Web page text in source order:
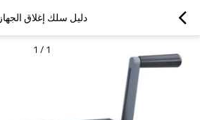
دليل سلك إغلاق الجهاز
1
/
1